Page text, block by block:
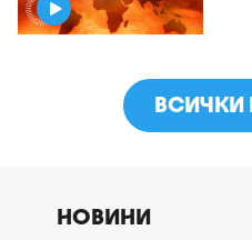
ВСИЧКИ
НОВИНИ